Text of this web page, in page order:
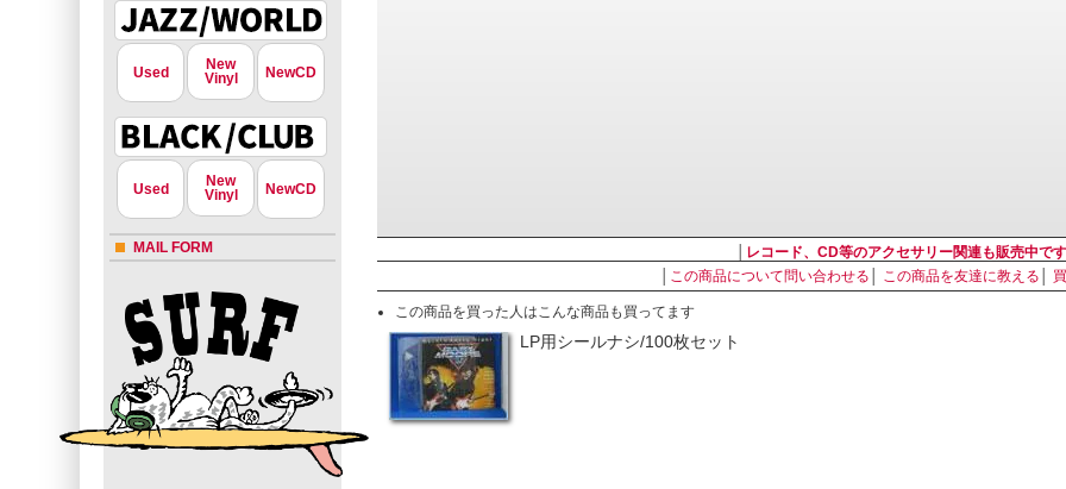
Used
New
Vinyl
NewCD
Used
New
Vinyl
NewCD
MAIL FORM レコード、CD等のアクセサリー関連も販売中です
この商品について問い合わせる この商品を友達に教える
この商品を買った人はこんな商品も買ってます
LP用シールナシ/100枚セット